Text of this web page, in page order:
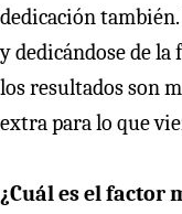
dedicación
y dedicándose de la
los resultados son
extra para lo que
¿Cuál es el factor